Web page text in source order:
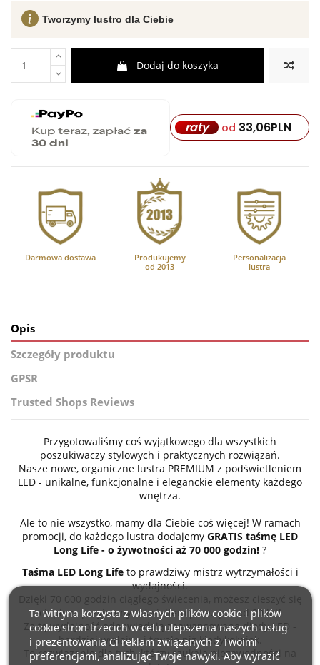
Dodaj do koszyka
Tworzymy lustro dla Ciebie
raty od 33,06PLN
Darmowa dostawa
Produkujemy
od 2013
Personalizacja
lustra
Opis
Szczegóły produktu
GPSR
Trusted Shops Reviews
Przygotowaliśmy coś wyjątkowego dla wszystkich
poszukiwaczy stylowych i praktycznych rozwiązań.
Nasze nowe, organiczne lustra PREMIUM z podświetleniem
LED - unikalne, funkcjonalne i eleganckie elementy każdego
wnętrza.
Ale to nie wszystko, mamy dla Ciebie coś więcej! W ramach
promocji, do każdego lustra dodajemy GRATIS taśmę LED
Long Life - o żywotności aż 70 000 godzin! ?
Taśma LED Long Lifeto prawdziwy mistrz wytrzymałości i
wydajności.
Dzięki 70 000 godzin ciągłego świecenia, możesz cieszyć się
ciepłym, przyjemnym światłem przez ponad 20 lat!
Za tę wydajność odpowiadają zaawansowane diody LED -
bardziej wydajne i trwałe niż kiedykolwiek.
To rozwiązanie dla tych, którzy szukają niezawodności na
Ta witryna korzysta z własnych plików cookie i plików
cookie stron trzecich w celu ulepszenia naszych usług
i prezentowania Ci reklam związanych z Twoimi
preferencjami, analizując Twoje nawyki. Aby wyrazić